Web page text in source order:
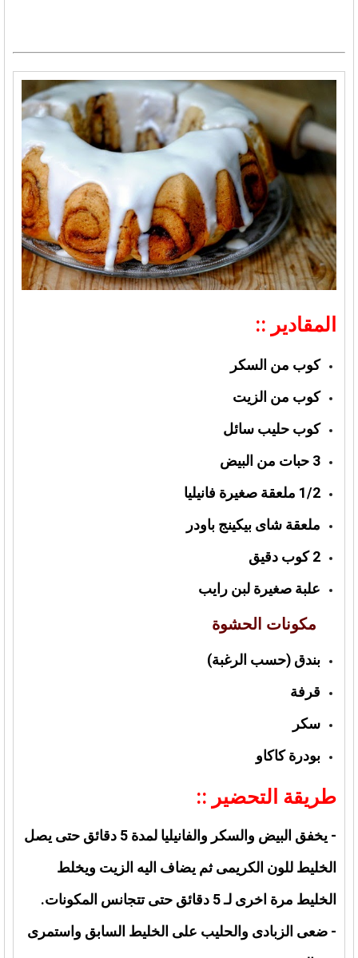
المقادير ::
كوب من السكر
كوب من الزيت
كوب حليب سائل
3 حبات من البيض
1/2 ملعقة صغيرة فانيليا
ملعقة شاى بيكينج باودر
2 كوب دقيق
علبة صغيرة لبن رايب
مكونات الحشوة
بندق (حسب الرغبة)
قرفة
سكر
بودرة كاكاو
طريقة التحضير ::
- يخفق البيض والسكر والفانيليا لمدة 5 دقائق حتى يصل
الخليط للون الكريمى ثم يضاف اليه الزيت ويخلط
الخليط مرة اخرى لـ 5 دقائق حتى تتجانس المكونات.
- ضعى الزبادى والحليب على الخليط السابق واستمرى